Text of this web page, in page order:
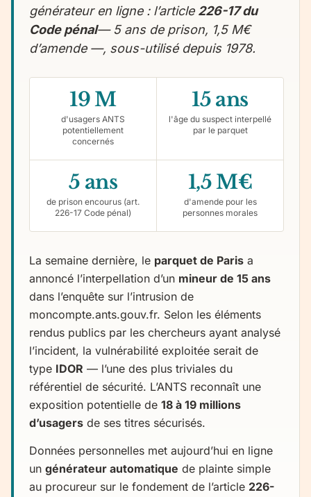
générateur en ligne : l’article 226-17 du
Code pénal— 5 ans de prison, 1,5 M€
d’amende —, sous-utilisé depuis 1978.
19 M
d'usagers ANTS
potentiellement
concernés
15 ans
l'âge du suspect interpellé
par le parquet
5 ans
de prison encourus (art.
226-17 Code pénal)
1,5 M€
d'amende pour les
personnes morales
La semaine dernière, le parquet de Paris a
annoncé l’interpellation d’un mineur de 15 ans
dans l’enquête sur l’intrusion de
moncompte.ants.gouv.fr. Selon les éléments
rendus publics par les chercheurs ayant analysé
l’incident, la vulnérabilité exploitée serait de
type IDOR — l’une des plus triviales du
référentiel de sécurité. L’ANTS reconnaît une
exposition potentielle de 18 à 19 millions
d’usagers de ses titres sécurisés.
Données personnelles met aujourd’hui en ligne
un générateur automatique de plainte simple
au procureur sur le fondement de l’article 226-